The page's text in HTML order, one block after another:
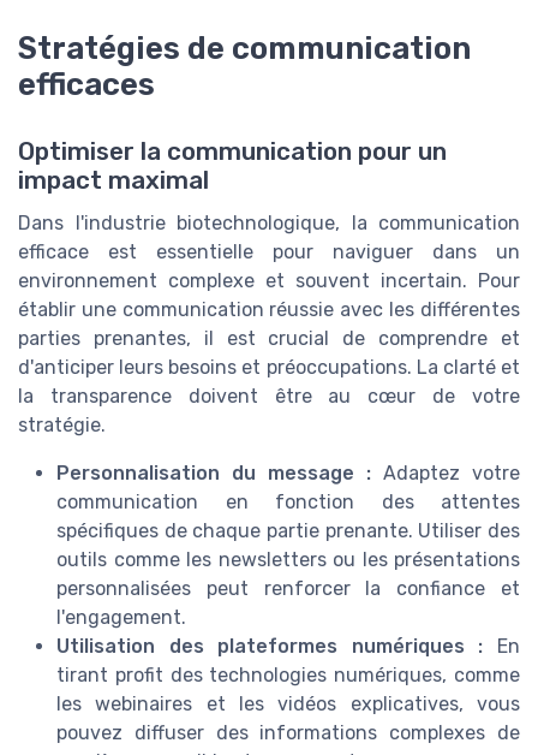
Stratégies de communication
efficaces
Optimiser la communication pour un
impact maximal
Dans l'industrie biotechnologique, la communication
efficace est essentielle pour naviguer dans un
environnement complexe et souvent incertain. Pour
établir une communication réussie avec les différentes
parties prenantes, il est crucial de comprendre et
d'anticiper leurs besoins et préoccupations. La clarté et
la transparence doivent être au cœur de votre
stratégie.
Personnalisation du message : Adaptez votre
communication en fonction des attentes
spécifiques de chaque partie prenante. Utiliser des
outils comme les newsletters ou les présentations
personnalisées peut renforcer la confiance et
l'engagement.
Utilisation des plateformes numériques : En
tirant profit des technologies numériques, comme
les webinaires et les vidéos explicatives, vous
pouvez diffuser des informations complexes de